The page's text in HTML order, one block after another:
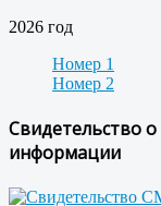
2026 год
Номер 1
Номер 2
Свидетельство
информации